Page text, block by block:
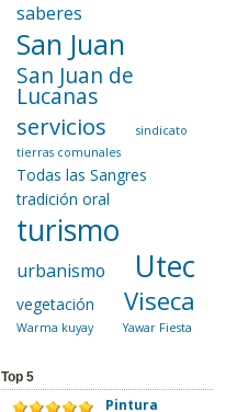
saberes
San Juan
San Juan de
Lucanas
servicios
sindicato
tierras comunales
Todas las Sangres
tradición oral
turismo
urbanismo Utec
vegetación Viseca
Warma kuyay Yawar Fiesta
Top 5
Pintura